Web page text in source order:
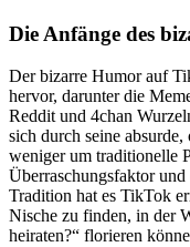
Die Anfänge des
Der bizarre Humor auf
hervor, darunter die
Reddit und 4chan
sich durch seine
weniger um traditionelle
Überraschungsfaktor
Tradition hat es TikTok
Nische zu finden, in der
heiraten?“ florieren